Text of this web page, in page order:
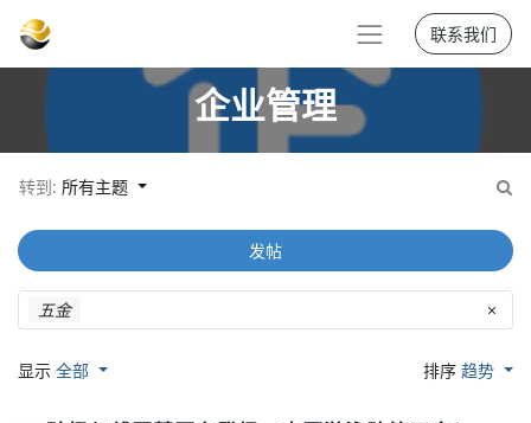
联系我们
企业管理
转到: 所有主题
五金 ×
发帖
显示 全部 排序趋势